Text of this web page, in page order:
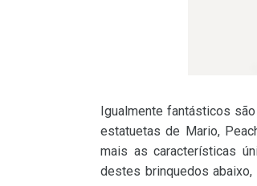
Igualmente fantásticos
estatuetas de Mario,
mais as características
destes brinquedos